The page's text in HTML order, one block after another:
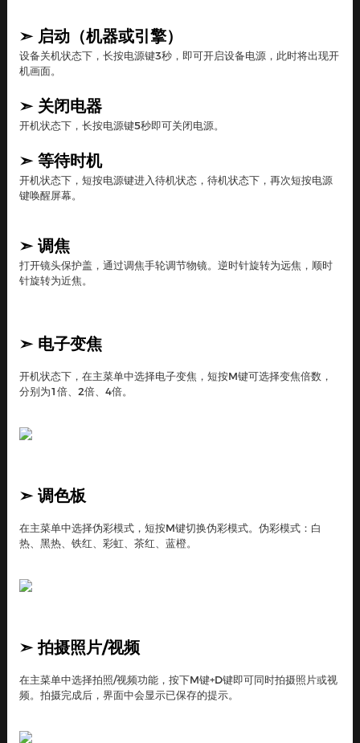
➣启动（机器或引擎）
设备关机状态下，长按电源键3秒，即可开启设备电源，此时将出现开
机画面。
➣关闭电器
开机状态下，长按电源键5秒即可关闭电源。
➣等待时机
开机状态下，短按电源键进入待机状态，待机状态下，再次短按电源
键唤醒屏幕。
➣调焦
打开镜头保护盖，通过调焦手轮调节物镜。逆时针旋转为远焦，顺时
针旋转为近焦。
➣ 电子变焦
开机状态下，在主菜单中选择电子变焦，短按M键可选择变焦倍数，
分别为1倍、2倍、4倍。
➣ 调色板
在主菜单中选择伪彩模式，短按M键切换伪彩模式。伪彩模式：白
热、黑热、铁红、彩虹、茶红、蓝橙。
➣ 拍摄照片/视频
在主菜单中选择拍照/视频功能，按下M键+D键即可同时拍摄照片或视
频。拍摄完成后，界面中会显示已保存的提示。